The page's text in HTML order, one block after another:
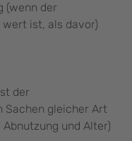
(wenn der
ist, als davor)
der
Sachen gleicher Art
und Alter)